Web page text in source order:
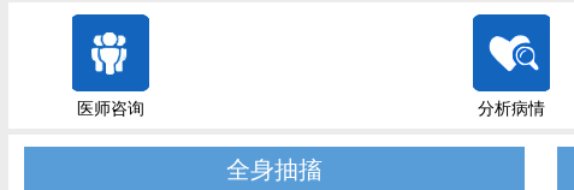
医师咨询 分析病情
全身抽搐